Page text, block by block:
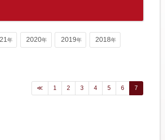
2020 2019 2018
≪ 1 2 3 4 5 6 7